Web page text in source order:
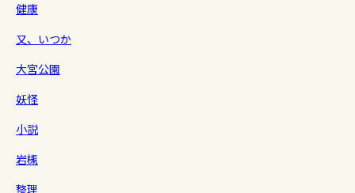
健康
又、いつか
大宮公園
妖怪
小説
岩槻
整理